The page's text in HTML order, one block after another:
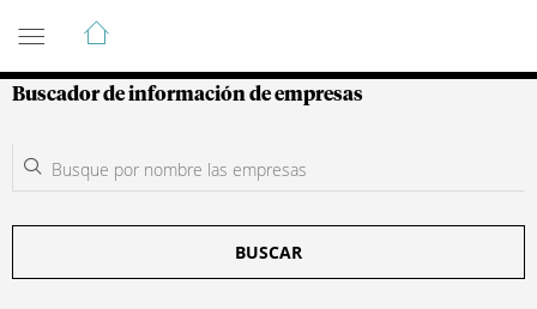
Guía de Empresas Colombianas
Buscador de información de empresas
BUSCAR